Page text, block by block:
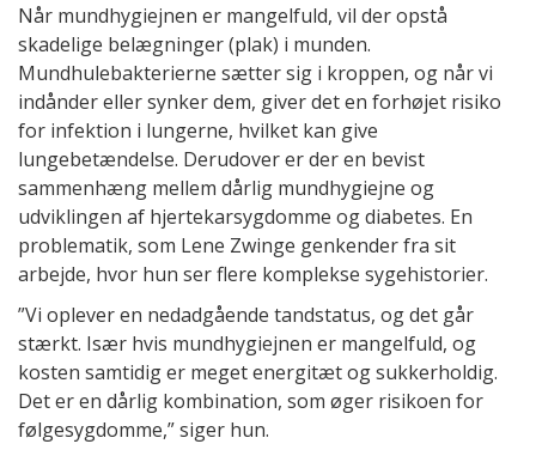
Når mundhygiejnen er mangelfuld, vil der opstå
skadelige belægninger (plak) i munden.
Mundhulebakterierne sætter sig i kroppen, og når vi
indånder eller synker dem, giver det en forhøjet risiko
for infektion i lungerne, hvilket kan give
lungebetændelse. Derudover er der en bevist
sammenhæng mellem dårlig mundhygiejne og
udviklingen af hjertekarsygdomme og diabetes. En
problematik, som Lene Zwinge genkender fra sit
arbejde, hvor hun ser flere komplekse sygehistorier.
”Vi oplever en nedadgående tandstatus, og det går
stærkt. Især hvis mundhygiejnen er mangelfuld, og
kosten samtidig er meget energitæt og sukkerholdig.
Det er en dårlig kombination, som øger risikoen for
følgesygdomme,” siger hun.